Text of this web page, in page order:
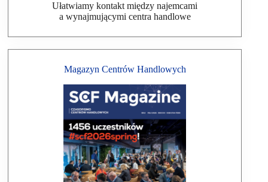
Ułatwiamy kontakt między najemcami
a wynajmującymi centra handlowe
Magazyn Centrów Handlowych